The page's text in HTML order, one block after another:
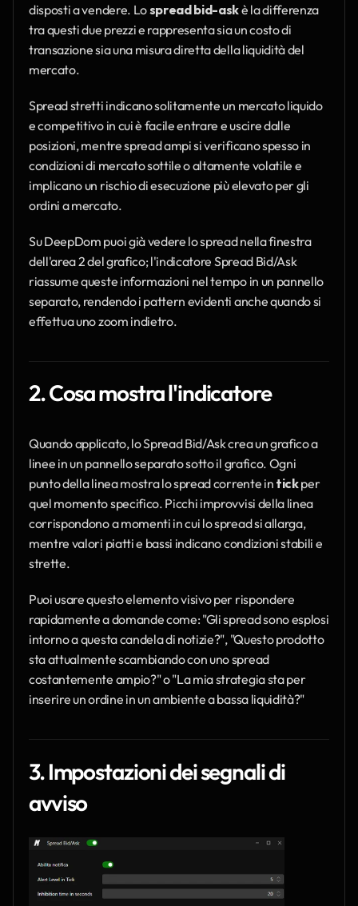
disposti a vendere. Lo spread bid-ask è la differenza
tra questi due prezzi e rappresenta sia un costo di
transazione sia una misura diretta della liquidità del
mercato.
Spread stretti indicano solitamente un mercato liquido
e competitivo in cui è facile entrare e uscire dalle
posizioni, mentre spread ampi si verificano spesso in
condizioni di mercato sottile o altamente volatile e
implicano un rischio di esecuzione più elevato per gli
ordini a mercato.
Su DeepDom puoi già vedere lo spread nella finestra
dell'area 2 del grafico; l'indicatore Spread Bid/Ask
riassume queste informazioni nel tempo in un pannello
separato, rendendo i pattern evidenti anche quando si
effettua uno zoom indietro.
2. Cosa mostra l'indicatore
Quando applicato, lo Spread Bid/Ask crea un grafico a
linee in un pannello separato sotto il grafico. Ogni
punto della linea mostra lo spread corrente in tick per
quel momento specifico. Picchi improvvisi della linea
corrispondono a momenti in cui lo spread si allarga,
mentre valori piatti e bassi indicano condizioni stabili e
strette.
Puoi usare questo elemento visivo per rispondere
rapidamente a domande come: "Gli spread sono esplosi
intorno a questa candela di notizie?", "Questo prodotto
sta attualmente scambiando con uno spread
costantemente ampio?" o "La mia strategia sta per
inserire un ordine in un ambiente a bassa liquidità?"
3. Impostazioni dei segnali di
avviso